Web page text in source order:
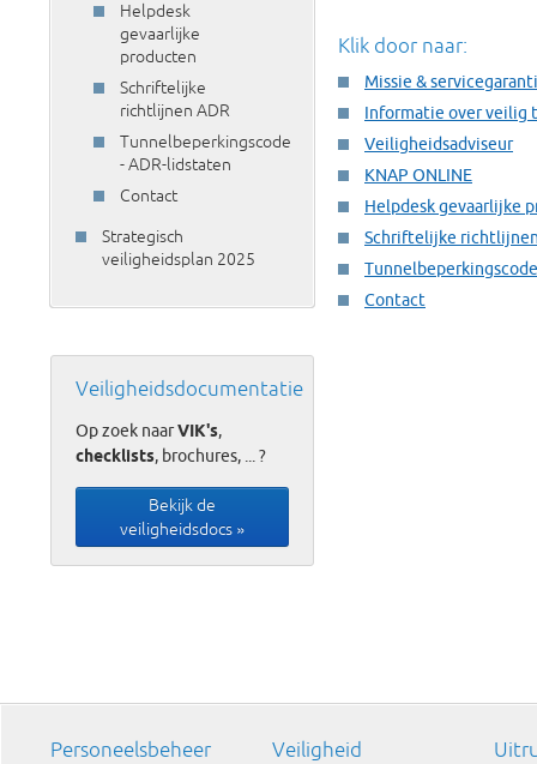
Helpdesk
gevaarlijke
producten
Schriftelijke
richtlijnen ADR
Tunnelbeperkingscode
- ADR-lidstaten
Contact
Strategisch
veiligheidsplan 2025
Veiligheidsdocumentatie
Op zoek naarVIK's,
checklists, brochures, ... ?
Bekijk de
veiligheidsdocs »
Klik door naar:
Missie &
Informatie over veilig
Veiligheidsadviseur
KNAP ONLINE
Helpdesk gevaarlijke
Schriftelijke
Contact
Personeelsbeheer Veiligheid